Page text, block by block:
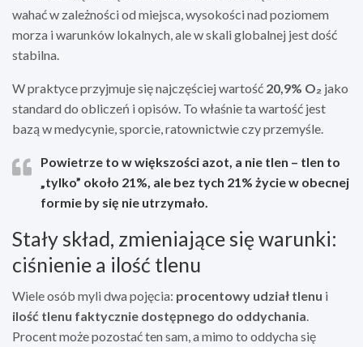
wahać w zależności od miejsca, wysokości nad poziomem
morza i warunków lokalnych, ale w skali globalnej jest dość
stabilna.
W praktyce przyjmuje się najczęściej wartość 20,9% O₂ jako
standard do obliczeń i opisów. To właśnie ta wartość jest
bazą w medycynie, sporcie, ratownictwie czy przemyśle.
Powietrze to w większości azot, a nie tlen – tlen to
„tylko” około 21%, ale bez tych 21% życie w obecnej
formie by się nie utrzymało.
Stały skład, zmieniające się warunki:
ciśnienie a ilość tlenu
Wiele osób myli dwa pojęcia: procentowy udział tlenu i
ilość tlenu faktycznie dostępnego do oddychania
Procent może pozostać ten sam, a mimo to oddycha się